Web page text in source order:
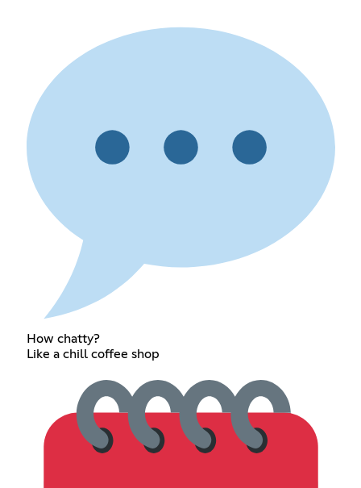
How chatty?
Like a chill coffee shop